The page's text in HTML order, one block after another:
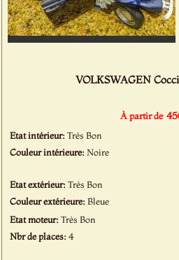
VOLKSWAGEN
À partir de
Etat intérieur:Très Bon
Couleur intérieure:Noire
Etat extérieur:Très Bon
Couleur extérieure:Bleue
Etat moteur:Très Bon
Nbr de places:4